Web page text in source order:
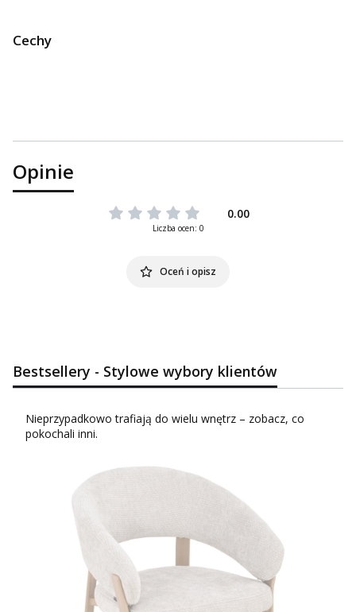
Cechy
Opinie
0.00
Liczba ocen: 0
Oceń i opisz
Bestsellery - Stylowe wybory klientów
Nieprzypadkowo trafiają do wielu wnętrz – zobacz, co
pokochali inni.